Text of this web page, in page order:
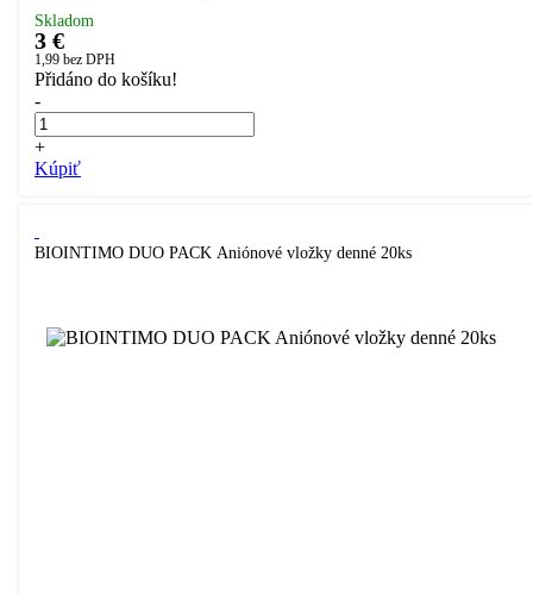
Skladom
3 €
1,99 bez DPH
Přidáno do košíku!
-
+
Kúpiť
BIOINTIMO DUO PACK Aniónové vložky denné 20ks